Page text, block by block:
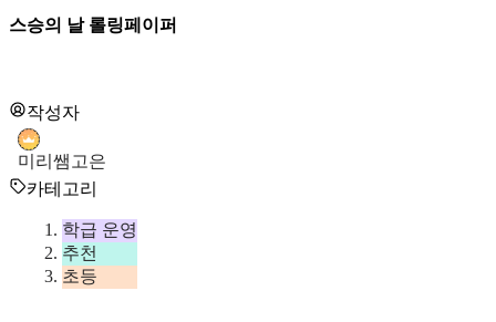
스승의 날 롤링페이퍼
작성자
미리쌤고은
카테고리
학급 운영
추천
초등